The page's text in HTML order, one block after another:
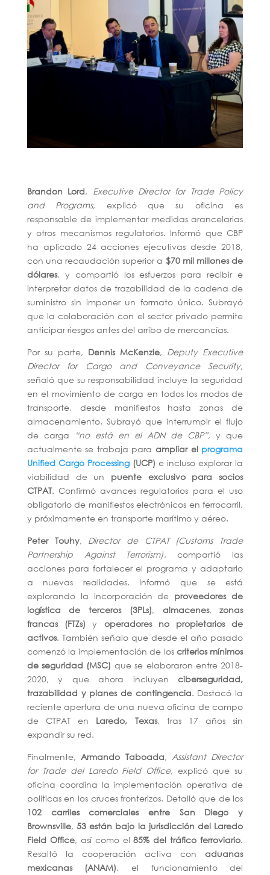
Brandon Lord, Executive Director for Trade Policy
and Programs, explicó que su oficina es
responsable de implementar medidas arancelarias
y otros mecanismos regulatorios. Informó que CBP
ha aplicado 24 acciones ejecutivas desde 2018,
con una recaudación superior a $70 mil millones de
dólares, y compartió los esfuerzos para recibir e
interpretar datos de trazabilidad de la cadena de
suministro sin imponer un formato único. Subrayó
que la colaboración con el sector privado permite
anticipar riesgos antes del arribo de mercancías.
Por su parte, Dennis McKenzie, Deputy Executive
Director for Cargo and Conveyance Security,
señaló que su responsabilidad incluye la seguridad
en el movimiento de carga en todos los modos de
transporte, desde manifiestos hasta zonas de
almacenamiento. Subrayó que interrumpir el flujo
de carga
“no está en el ADN de CBP”, y que
actualmente se trabaja paraampliar el programa
Unified Cargo Processing(UCP) e incluso explorar la
viabilidad de un puente exclusivo para socios
CTPAT. Confirmó avances regulatorios para el uso
obligatorio de manifiestos electrónicos en ferrocarril,
y próximamente en transporte marítimo y aéreo.
Peter Touhy, Director de CTPAT (Customs Trade
Partnership Against Terrorism), compartió las
acciones para fortalecer el programa y adaptarlo
a nuevas realidades. Informó que se está
explorando la incorporación de proveedores de
logística de terceros (3PLs), almacenes,zonas
francas (FTZs) y operadores no propietarios de
activos. También señalo que desde el año pasado
comenzó la implementación de los criteriosmínimos
de seguridad (MSC) que se elaboraron entre 2018-
2020, y que ahora incluyenciberseguridad,
trazabilidad y planes de contingencia. Destacó la
reciente apertura de una nueva oficina de campo
de CTPAT en Laredo, Texas, tras 17 años sin
expandir su red.
Finalmente,Armando Taboada, Assistant Director
for Trade del Laredo Field Office, explicó que su
oficina coordina la implementación operativa de
políticas en los cruces fronterizos. Detalló que de los
102 carriles comerciales entre San Diego y
Brownsville, 53 están bajo la jurisdicción del Laredo
Field Office, así como el85% del tráfico ferroviario.
Resaltó la cooperación activa conaduanas
mexicanas (ANAM), el funcionamiento del